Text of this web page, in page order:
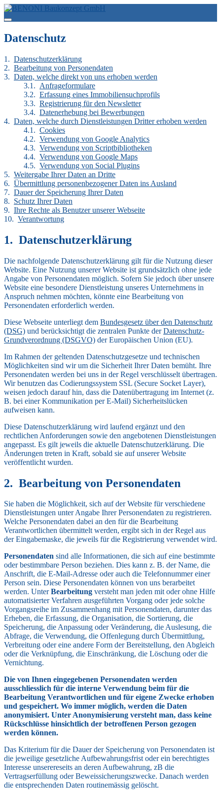
Datenschutz
Datenschutzerklärung
Bearbeitung von Personendaten
Daten, welche direkt von uns erhoben werden
Anfrageformulare
Erfassung eines Immobiliensuchprofils
Registrierung für den Newsletter
Datenerhebung bei Bewerbungen
Daten, welche durch Dienstleistungen Dritter erhoben werden
Cookies
Verwendung von Google Analytics
Verwendung von Scriptbibliotheken
Verwendung von Google Maps
Verwendung von Social Plugins
Weitergabe Ihrer Daten an Dritte
Übermittlung personenbezogener Daten ins Ausland
Dauer der Speicherung Ihrer Daten
Schutz Ihrer Daten
Ihre Rechte als Benutzer unserer Webseite
Verantwortung
Datenschutzerklärung
Die nachfolgende Datenschutzerklärung gilt für die Nutzung dieser
Website. Eine Nutzung unserer Website ist grundsätzlich ohne jede
Angabe von Personendaten möglich. Sofern Sie jedoch über unsere
Website eine besondere Dienstleistung unseres Unternehmens in
Anspruch nehmen möchten, könnte eine Bearbeitung von
Personendaten erforderlich werden.
Diese Webseite unterliegt dem Bundesgesetz über den Datenschutz
(DSG) und berücksichtigt die zentralen Punkte derDatenschutz-
Grundverordnung (DSGVO) der Europäischen Union (EU).
Im Rahmen der geltenden Datenschutzgesetze und technischen
Möglichkeiten sind wir um die Sicherheit Ihrer Daten bemüht. Ihre
Personendaten werden bei uns in der Regel verschlüsselt übertragen.
Wir benutzen das Codierungssystem SSL (Secure Socket Layer),
weisen jedoch darauf hin, dass die Datenübertragung im Internet (z.
B. bei einer Kommunikation per E-Mail) Sicherheitslücken
aufweisen kann.
Diese Datenschutzerklärung wird laufend ergänzt und den
rechtlichen Anforderungen sowie den angebotenen Dienstleistungen
angepasst. Es gilt jeweils die aktuelle Datenschutzerklärung. Die
Änderungen treten in Kraft, sobald sie auf unserer Website
veröffentlicht wurden.
Bearbeitung von Personendaten
Sie haben die Möglichkeit, sich auf der Website für verschiedene
Dienstleistungen unter Angabe Ihrer Personendaten zu registrieren.
Welche Personendaten dabei an den für die Bearbeitung
Verantwortlichen übermittelt werden, ergibt sich in der Regel aus
der Eingabemaske, die jeweils für die Registrierung verwendet wird.
Personendaten sind alle Informationen, die sich auf eine bestimmte
oder bestimmbare Person beziehen. Dies kann z. B. der Name, die
Anschrift, die E-Mail-Adresse oder auch die Telefonnummer einer
Person sein. Diese Personendaten können von uns berarbeitet
werden. UnterBearbeitung versteht man jeden mit oder ohne Hilfe
automatisierter Verfahren ausgeführten Vorgang oder jede solche
Vorgangsreihe im Zusammenhang mit Personendaten, darunter das
Erheben, die Erfassung, die Organisation, die Sortierung, die
Speicherung, die Anpassung oder Veränderung, die Auslesung, die
Abfrage, die Verwendung, die Offenlegung durch Übermittlung,
Verbreitung oder eine andere Form der Bereitstellung, den Abgleich
oder die Verknüpfung, die Einschränkung, die Löschung oder die
Vernichtung.
Die von Ihnen eingegebenen Personendaten werden
ausschliesslich für die interne Verwendung beim für die
Bearbeitung Verantwortlichen und für eigene Zwecke erhoben
und gespeichert. Wo immer möglich, werden die Daten
anonymisiert. Unter Anonymisierung versteht man, dass keine
Rückschlüsse hinsichtlich der betroffenen Person gezogen
werden können.
Das Kriterium für die Dauer der Speicherung von Personendaten ist
die jeweilige gesetzliche Aufbewahrungsfrist oder ein berechtigtes
Interesse unserereseits an deren Aufbewahrung, zB die
Vertragserfüllung oder Beweissicherungszwecke. Danach werden
die entsprechenden Daten routinemässig gelöscht.